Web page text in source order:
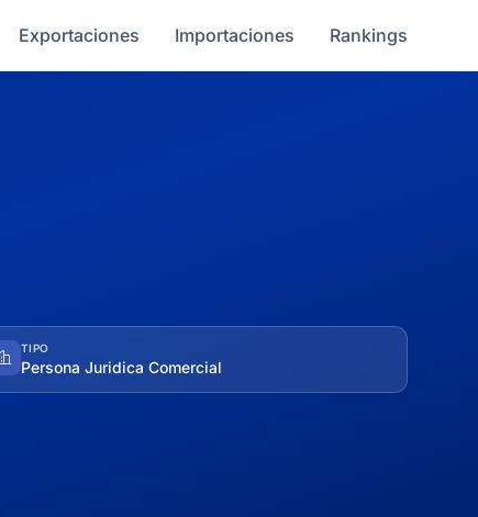
Exportaciones Importaciones Rankings
TIPO
Persona Juridica Comercial